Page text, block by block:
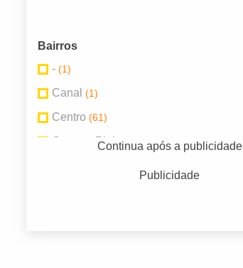
Bairros
- (1)
Canal (1)
Centro (61)
Centro - Piabeta(1)
Continua após a publicidade
Publicidade